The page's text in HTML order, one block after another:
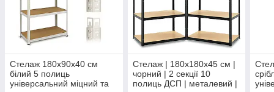
Стелаж 180х90х40 см
білий 5 полиць
універсальний міцний та
Стелаж | 180х180х45 см |
чорний | 2 секції 10
полиць ДСП | металевий |